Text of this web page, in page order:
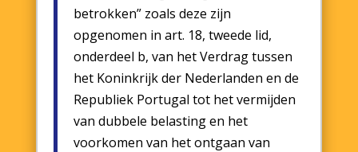
betrokken” zoals deze zijn
opgenomen in art. 18, tweede lid,
onderdeel b, van het Verdrag tussen
het Koninkrijk der Nederlanden en de
Republiek Portugal tot het vermijden
van dubbele belasting en het
voorkomen van het ontgaan van